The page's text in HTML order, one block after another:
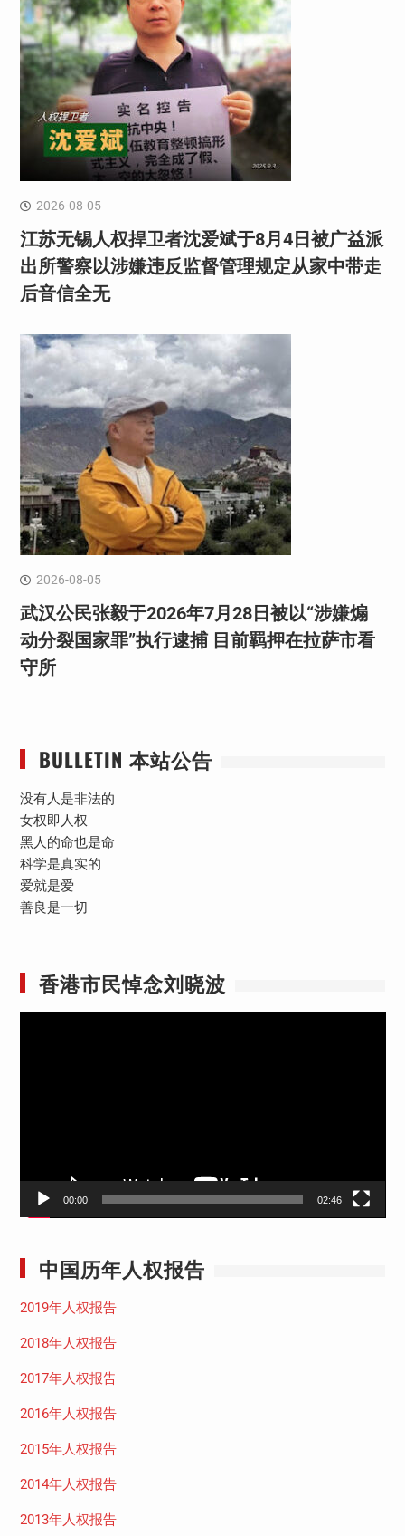
2026-08-05
江苏无锡人权捍卫者沈爱斌于8月4日被广益派
出所警察以涉嫌违反监督管理规定从家中带走
后音信全无
2026-08-05
武汉公民张毅于2026年7月28日被以“涉嫌煽
动分裂国家罪”执行逮捕 目前羁押在拉萨市看
守所
BULLETIN 本站公告
没有人是非法的
女权即人权
黑人的命也是命
科学是真实的
爱就是爱
善良是一切
香港市民悼念刘晓波
00:00 02:46
中国历年人权报告
2019年人权报告
2018年人权报告
2017年人权报告
2016年人权报告
2015年人权报告
2014年人权报告
2013年人权报告